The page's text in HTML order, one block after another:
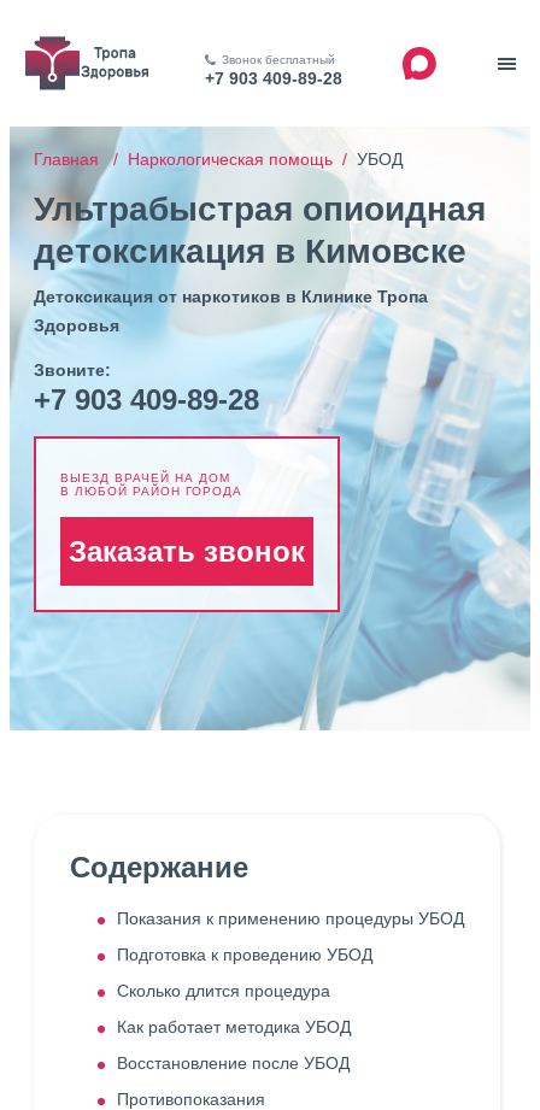
Звонок бесплатный
+7 903 409-89-28
Главная / Наркологическая помощь / УБОД
Ультрабыстрая опиоидная
детоксикация в Кимовске
Детоксикация от наркотиков в Клинике Тропа
Здоровья
Звоните:
+7 903 409-89-28
ВЫЕЗД ВРАЧЕЙ НА ДОМ
В ЛЮБОЙ РАЙОН ГОРОДА
Заказать звонок
Содержание
Показания к применению процедуры УБОД
Подготовка к проведению УБОД
Сколько длится процедура
Как работает методика УБОД
Восстановление после УБОД
Противопоказания